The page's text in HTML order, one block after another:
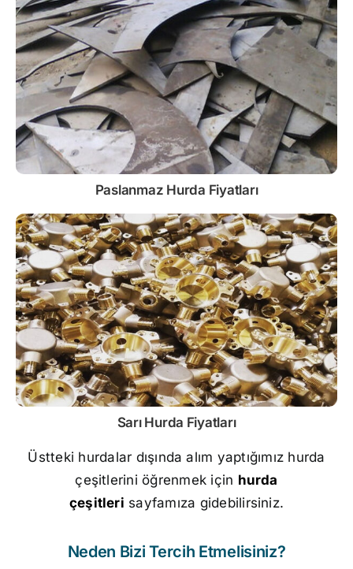
Paslanmaz Hurda Fiyatları
Sarı Hurda Fiyatları
Üstteki hurdalar dışında alım yaptığımız hurda
çeşitlerini öğrenmek için hurda
çeşitleri sayfamıza gidebilirsiniz.
Neden Bizi Tercih Etmelisiniz?